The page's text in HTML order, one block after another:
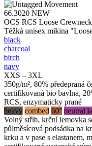
66.3020 NEW
OCS RCS Loose Crewneck
Těžká unisex mikina
black
charcoal
birch
navy
XXS – 3XL
350g/m², 80% předepraná
certifikovaná bio bavlna,
RCS, enzymaticky prané
heavy combed 60° neutral
Volný střih, krční lemovka
půlměsícová podsádka na
krku a v pase s elastanem,